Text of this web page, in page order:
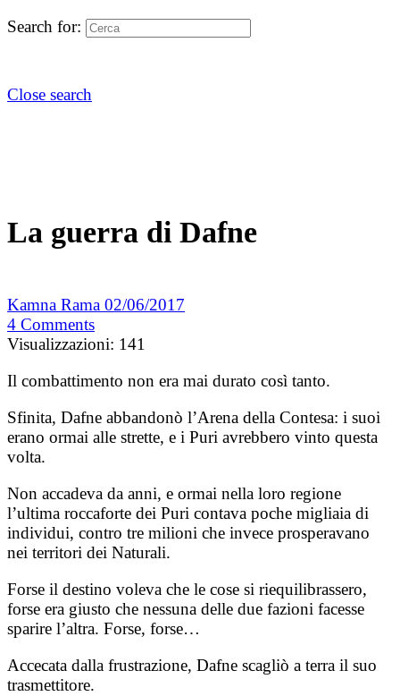
Search for:
Close search
La guerra di Dafne
Kamna Rama 02/06/2017
4 Comments
Visualizzazioni: 141
Il combattimento non era mai durato così tanto.
Sfinita, Dafne abbandonò l’Arena della Contesa: i suoi
erano ormai alle strette, e i Puri avrebbero vinto questa
volta.
Non accadeva da anni, e ormai nella loro regione
l’ultima roccaforte dei Puri contava poche migliaia di
individui, contro tre milioni che invece prosperavano
nei territori dei Naturali.
Forse il destino voleva che le cose si riequilibrassero,
forse era giusto che nessuna delle due fazioni facesse
sparire l’altra. Forse, forse…
Accecata dalla frustrazione, Dafne scagliò a terra il suo
trasmettitore.